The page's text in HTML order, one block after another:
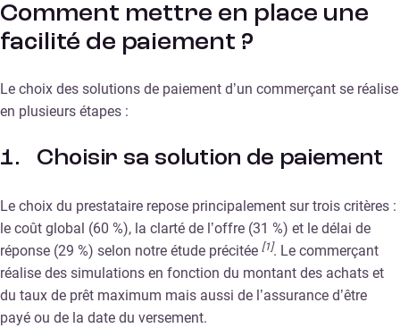
Comment mettre en place une
facilité de paiement ?
Le choix des solutions de paiement d’un commerçant se réalise
en plusieurs étapes :
1. Choisir sa solution de paiement
Le choix du prestataire repose principalement sur trois critères :
le coût global (60 %), la clarté de l’offre (31 %) et le délai de
réponse (29 %) selon notre étude précitée [1]. Le commerçant
réalise des simulations en fonction du montant des achats et
du taux de prêt maximum mais aussi de l’assurance d’être
payé ou de la date du versement.